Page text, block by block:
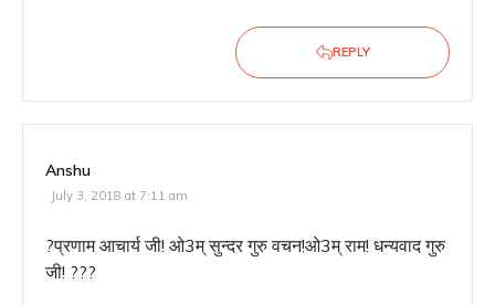
REPLY
Anshu
July 3, 2018 at 7:11 am
?प्रणाम आचार्य जी! ओ3म् सुन्दर गुरु वचन!ओ3म् राम! धन्यवाद गुरु
जी! ???